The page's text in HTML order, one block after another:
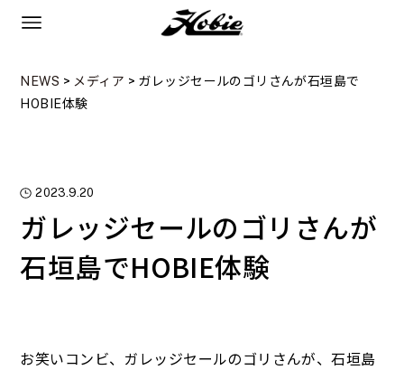
NEWS > メディア > ガレッジセールのゴリさんが石垣島で
HOBIE体験
2023.9.20
ガレッジセールのゴリさんが
石垣島でHOBIE体験
お笑いコンビ、ガレッジセールのゴリさんが、石垣島